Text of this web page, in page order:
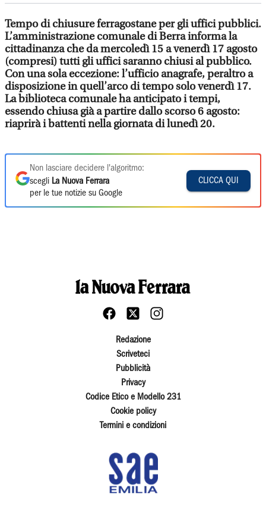
Tempo di chiusure ferragostane per gli uffici pubblici.
L’amministrazione comunale di Berra informa la
cittadinanza che da mercoledì 15 a venerdì 17 agosto
(compresi) tutti gli uffici saranno chiusi al pubblico.
Con una sola eccezione: l’ufficio anagrafe, peraltro a
disposizione in quell’arco di tempo solo venerdì 17.
La biblioteca comunale ha anticipato i tempi,
essendo chiusa già a partire dallo scorso 6 agosto:
riaprirà i battenti nella giornata di lunedì 20.
Non lasciare decidere l'algoritmo:
scegli La Nuova Ferrara
per le tue notizie su Google
CLICCA QUI
Redazione
Scriveteci
Pubblicità
Privacy
Codice Etico e Modello 231
Cookie policy
Termini e condizioni